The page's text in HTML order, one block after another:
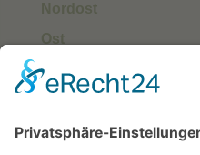
Nordost
Ost
Süd
West